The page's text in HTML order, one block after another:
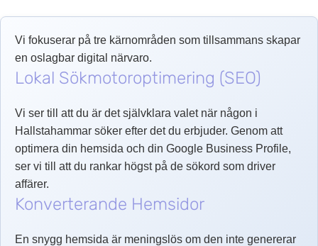
Vi fokuserar på tre kärnområden som tillsammans skapar
en oslagbar digital närvaro.
Lokal Sökmotoroptimering (SEO)
Vi ser till att du är det självklara valet när någon i
Hallstahammar söker efter det du erbjuder. Genom att
optimera din hemsida och din Google Business Profile,
ser vi till att du rankar högst på de sökord som driver
affärer.
Konverterande Hemsidor
En snygg hemsida är meningslös om den inte genererar